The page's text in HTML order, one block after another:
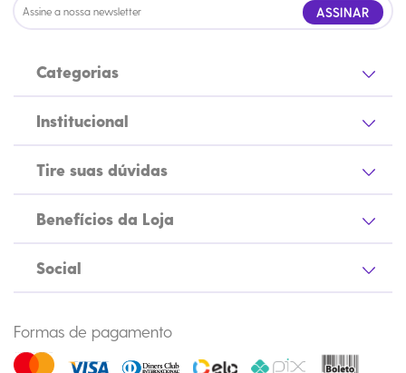
ASSINAR
Categorias
Institucional
Tire suas dúvidas
Benefícios da Loja
Social
Formas de pagamento